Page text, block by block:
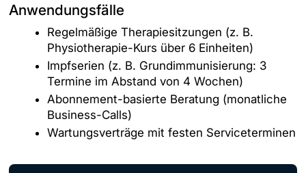
Anwendungsfälle
Regelmäßige Therapiesitzungen (z. B.
Physiotherapie-Kurs über 6 Einheiten)
Impfserien (z. B. Grundimmunisierung: 3
Termine im Abstand von 4 Wochen)
Abonnement-basierte Beratung (monatliche
Business-Calls)
Wartungsverträge mit festen Serviceterminen